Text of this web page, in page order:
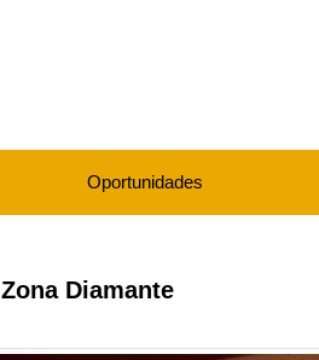
Oportunidades
Zona Diamante